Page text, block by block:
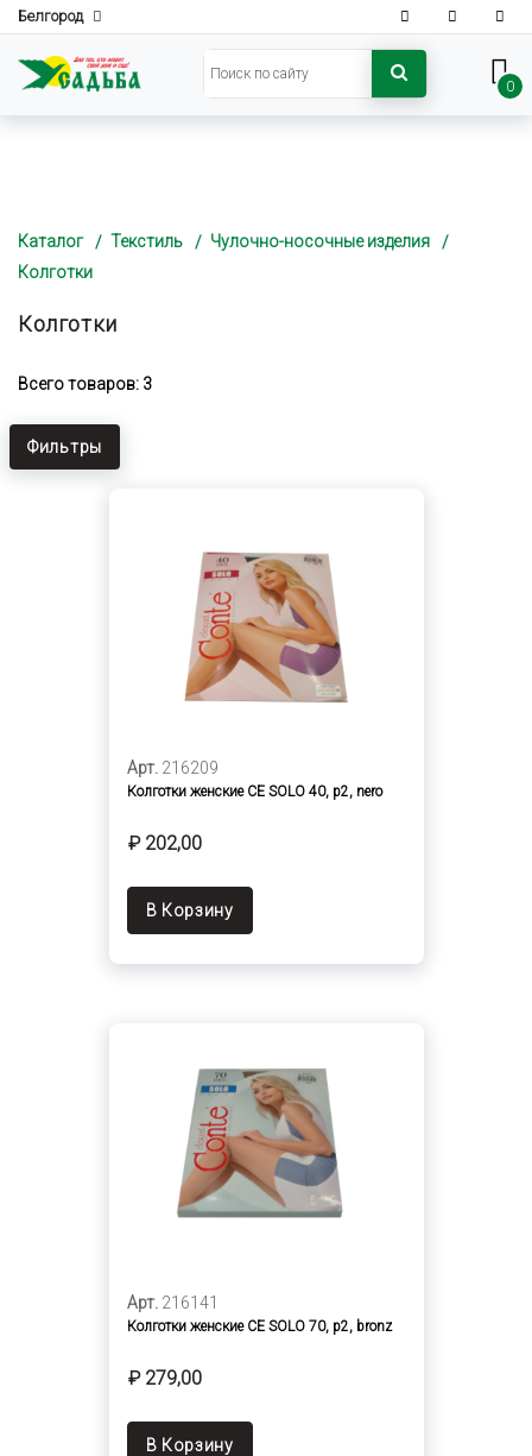
Белгород
0
Каталог Текстиль
Чулочно-носочные изделия
Колготки
Колготки
Всего товаров: 3
Фильтры
Арт. 216209
Колготки женские CE SOLO 40, p2, nero
₽ 202,00
В Корзину
Арт. 216141
Колготки женские CE SOLO 70, p2, bronz
₽ 279,00
В Корзину